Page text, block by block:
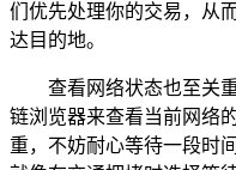
们优先处理你的交易，从
达目的地。
查看网络状态也至关
链浏览器来查看当前网络
重，不妨耐心等待一段时